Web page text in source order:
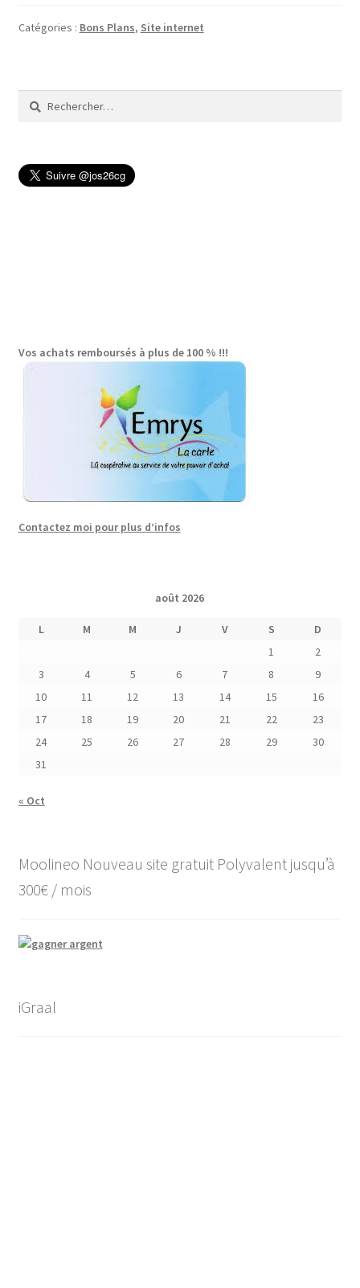
votre
Catégories : Bons Plans, Site internet
Rechercher :
Vos achats remboursés à plus de 100 % !!!
Contactez moi pour plus d’infos
août 2026
L M M J V S
D
1
2
3
4 5 6 7 8
9
10
11 12 13 14 15
16
17
18 19 20 21 22
23
24
25 26 27 28 29
30
31
« Oct
Moolineo Nouveau site gratuit Polyvalent jusqu’à
300€ / mois
iGraal